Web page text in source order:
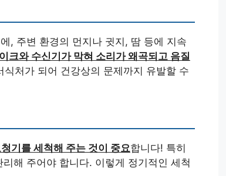
, 주변 환경의 먼지나 귓지, 땀 등에 지속
크와 수신기가 막혀 소리가 왜곡되고 음질
처가 되어 건강상의 문제까지 유발할 수
기를 세척해 주는 것이 중요합니다! 특히
해 주어야 합니다. 이렇게 정기적인 세척